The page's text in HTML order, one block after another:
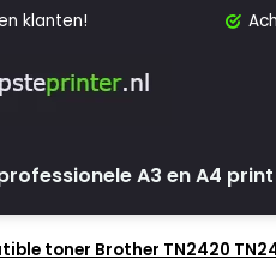
klanten!
A3 en A4
toner Brother TN2420